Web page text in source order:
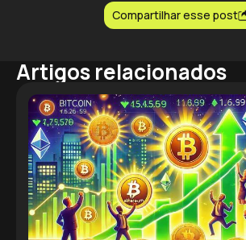
Compartilhar esse post
Artigos relacionados